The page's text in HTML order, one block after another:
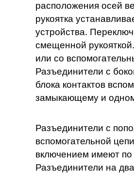
расположения осей
рукоятка
устройства.
смещенной
или со
Разъединители с
блока контактов
замыкающему и
Разъединители с
вспомогательной
включением имеют по
Разъединители на